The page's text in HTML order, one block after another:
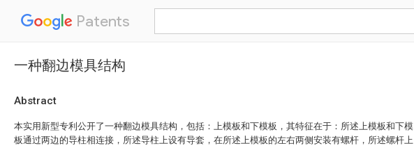
Patents
一种翻边模具结构
Abstract
本实用新型专利公开了一种翻边模具结构，包括：上模板和下模板，其特征在于：所述上模板和下模
板通过两边的导柱相连接，所述导柱上设有导套，在所述上模板的左右两侧安装有螺杆，所述螺杆上